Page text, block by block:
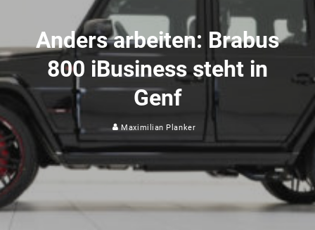
Anders arbeiten: Brabus
800 iBusiness steht in
Genf
Maximilian Planker